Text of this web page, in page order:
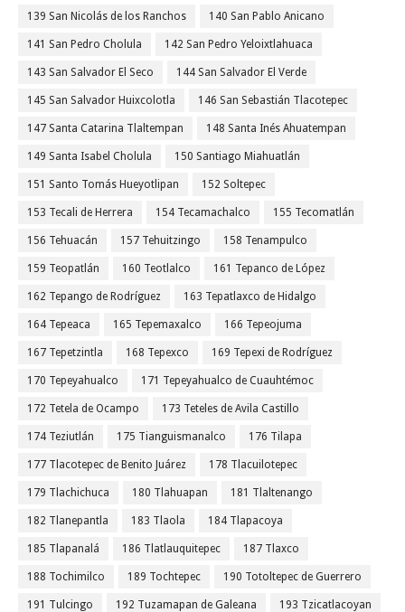
139 San Nicolás de los Ranchos 140 San Pablo Anicano
141 San Pedro Cholula 142 San Pedro Yeloixtlahuaca
143 San Salvador El Seco 144 San Salvador El Verde
145 San Salvador Huixcolotla 146 San Sebastián Tlacotepec
147 Santa Catarina Tlaltempan 148 Santa Inés Ahuatempan
149 Santa Isabel Cholula 150 Santiago Miahuatlán
151 Santo Tomás Hueyotlipan 152 Soltepec
153 Tecali de Herrera 154 Tecamachalco 155 Tecomatlán
156 Tehuacán 157 Tehuitzingo 158 Tenampulco
159 Teopatlán 160 Teotlalco 161 Tepanco de López
162 Tepango de Rodríguez 163 Tepatlaxco de Hidalgo
164 Tepeaca 165 Tepemaxalco 166 Tepeojuma
167 Tepetzintla 168 Tepexco 169 Tepexi de Rodríguez
170 Tepeyahualco 171 Tepeyahualco de Cuauhtémoc
172 Tetela de Ocampo 173 Teteles de Avila Castillo
174 Teziutlán 175 Tianguismanalco 176 Tilapa
177 Tlacotepec de Benito Juárez 178 Tlacuilotepec
179 Tlachichuca 180 Tlahuapan 181 Tlaltenango
182 Tlanepantla 183 Tlaola 184 Tlapacoya
185 Tlapanalá 186 Tlatlauquitepec 187 Tlaxco
188 Tochimilco 189 Tochtepec 190 Totoltepec de Guerrero
191 Tulcingo 192 Tuzamapan de Galeana 193 Tzicatlacoyan